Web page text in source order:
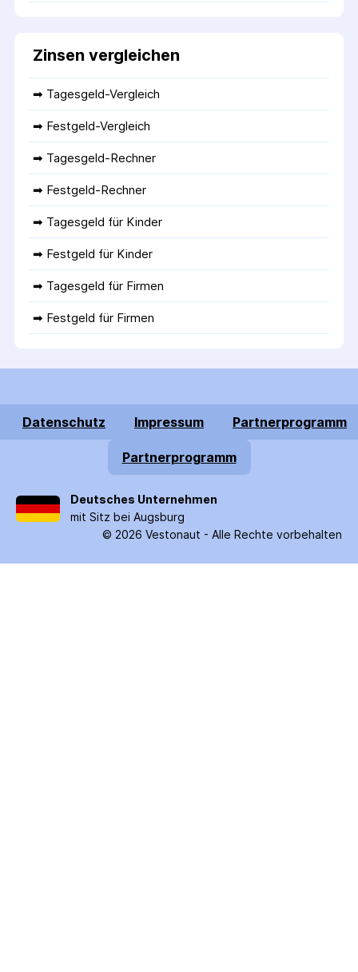
Zinsen vergleichen
➡ Tagesgeld-Vergleich
➡ Festgeld-Vergleich
➡ Tagesgeld-Rechner
➡ Festgeld-Rechner
➡ Tagesgeld für Kinder
➡ Festgeld für Kinder
➡ Tagesgeld für Firmen
➡ Festgeld für Firmen
Datenschutz Impressum Partnerprogramm
Partnerprogramm
Deutsches Unternehmen
mit Sitz bei Augsburg
© 2026 Vestonaut - Alle Rechte vorbehalten